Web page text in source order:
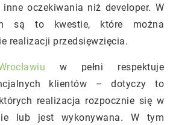
oczekiwania niż developer. W
są to kwestie, które można
realizacji przedsięwzięcia.
w pełni respektuje
klientów – dotyczy to
realizacja rozpocznie się w
lub jest wykonywana. W tym